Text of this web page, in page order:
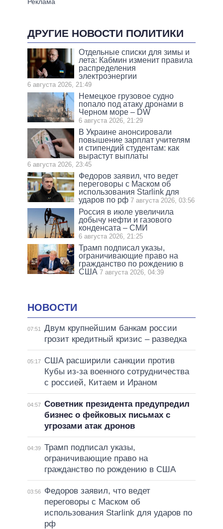
ДРУГИЕ НОВОСТИ ПОЛИТИКИ
Отдельные списки для зимы и
лета: Кабмин изменит правила
распределения
электроэнергии
6 августа 2026, 21:49
Немецкое грузовое судно
попало под атаку дронами в
Черном море – DW
6 августа 2026, 21:29
В Украине анонсировали
повышение зарплат учителям
и стипендий студентам: как
вырастут выплаты
6 августа 2026, 23:45
Федоров заявил, что ведет
переговоры с Маском об
использования Starlink для
ударов по рф 7 августа 2026, 03:56
Россия в июле увеличила
добычу нефти и газового
конденсата – СМИ
6 августа 2026, 21:25
Трамп подписал указы,
ограничивающие право на
гражданство по рождению в
США 7 августа 2026, 04:39
НОВОСТИ
07:51
Двум крупнейшим банкам россии
грозит кредитный кризис – разведка
05:17
США расширили санкции против
Кубы из-за военного сотрудничества
с россией, Китаем и Ираном
04:57 Советник президента предупредил
бизнес о фейковых письмах с
угрозами атак дронов
04:39 Трамп подписал указы,
ограничивающие право на
гражданство по рождению в США
03:56
Федоров заявил, что ведет
переговоры с Маском об
использования Starlink для ударов по
рф